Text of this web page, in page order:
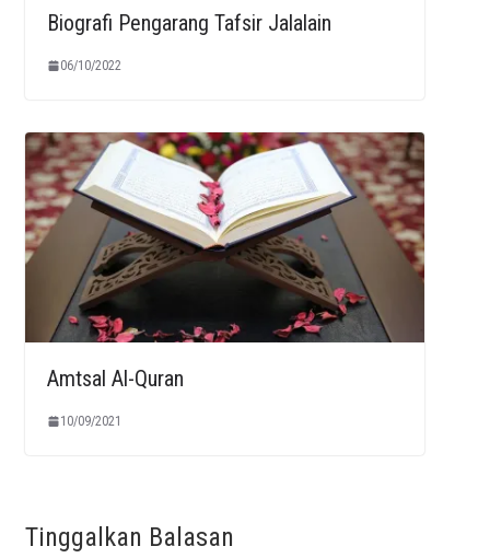
Biografi Pengarang Tafsir Jalalain
06/10/2022
Amtsal Al-Quran
10/09/2021
Tinggalkan Balasan